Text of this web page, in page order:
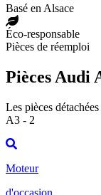
Basé en Alsace
Éco-responsable
Pièces de réemploi
Pièces Audi
Les pièces
A3 - 2
Moteur
d'occasion